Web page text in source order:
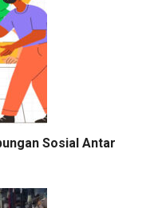
Sosial Antar